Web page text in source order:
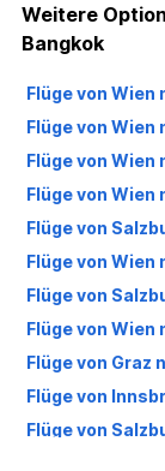
Weitere
Bangkok
Flüge von
Flüge von Wien
Flüge von Wien
Flüge von Wien
Flüge von
Flüge von Wien
Flüge von
Flüge von Wien
Flüge von Graz
Flüge von
Flüge von